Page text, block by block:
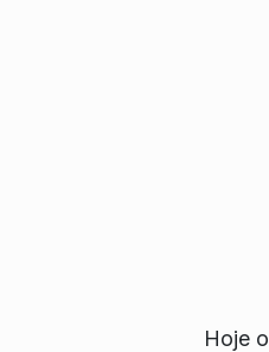
Hoje